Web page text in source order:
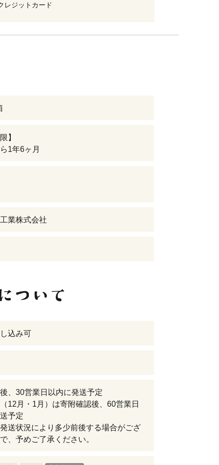
レジットカード
】
1年6ヶ月
業株式会社
込み可
、30営業日以内に発送予定
12月・1月）は寄附確認後、60営業日
予定
送状況により多少前後する場合がござ
、予めご了承ください。